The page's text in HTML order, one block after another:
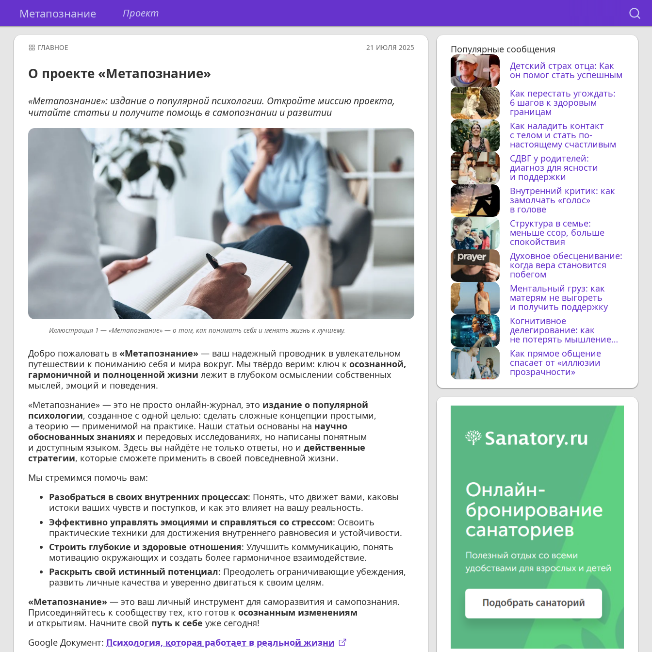
Метапознание Проект
ГЛАВНОЕ 21 ИЮЛЯ 2025
О проекте «Метапознание»
«Метапознание»: издание о популярной психологии. Откройте миссию проекта,
читайте статьи и получите помощь в самопознании и развитии
«Метапознание» — о том, как понимать себя и менять жизнь к лучшему.
Добро пожаловать в «Метапознание»— ваш надежный проводник в увлекательном
путешествии к пониманию себя и мира вокруг. Мы твёрдо верим: ключ к осознанной,
гармоничной и полноценной жизни лежит в глубоком осмыслении собственных
мыслей, эмоций и поведения.
«Метапознание» — это не просто онлайн-журнал, это издание о популярной
психологии, созданное с одной целью: сделать сложные концепции простыми,
а теорию — применимой на практике. Наши статьи основаны на научно
обоснованных знанияхи передовых исследованиях, но написаны понятным
и доступным языком. Здесь вы найдёте не только ответы, но и действенные
стратегии, которые сможете применить в своей повседневной жизни.
Мы стремимся помочь вам:
Разобраться в своих внутренних процессах: Понять, что движет вами, каковы
истоки ваших чувств и поступков, и как это влияет на вашу реальность.
Эффективно управлять эмоциями и справляться со стрессом: Освоить
практические техники для достижения внутреннего равновесия и устойчивости.
Строить глубокие и здоровые отношения: Улучшить коммуникацию, понять
мотивацию окружающих и создать более гармоничное взаимодействие.
Раскрыть свой истинный потенциал: Преодолеть ограничивающие убеждения,
развить личные качества и уверенно двигаться к своим целям.
«Метапознание»— это ваш личный инструмент для саморазвития и самопознания.
Присоединяйтесь к сообществу тех, кто готов к осознанным изменениям
и открытиям. Начните свой путь к себе уже сегодня!
Google Документ: Психология, которая работает в реальной жизни
Популярные сообщения
Детский страх отца: Как
он помог стать успешным
Как перестать угождать:
6 шагов к здоровым
границам
Как наладить контакт
с телом и стать по-
настоящему счастливым
СДВГ у родителей:
диагноз для ясности
и поддержки
Внутренний критик: как
замолчать «голос»
в голове
Структура в семье:
меньше ссор, больше
спокойствия
Духовное обесценивание:
когда вера становится
побегом
Ментальный груз: как
матерям не выгореть
и получить поддержку
Когнитивное
делегирование: как
не потерять мышление
с ИИ
Как прямое общение
спасает от «иллюзии
прозрачности»